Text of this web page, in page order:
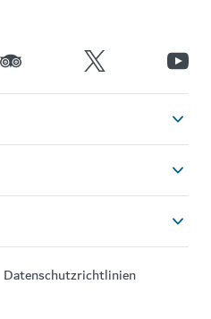
Datenschutzrichtlinien